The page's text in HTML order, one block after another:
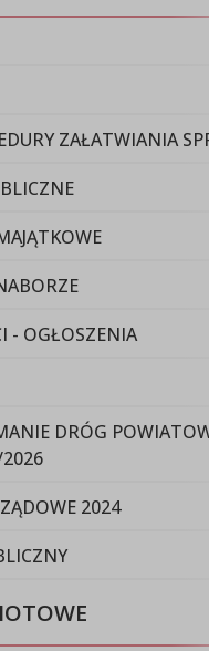
ZAŁATWIANIA
- OGŁOSZENIA
DRÓG
2024